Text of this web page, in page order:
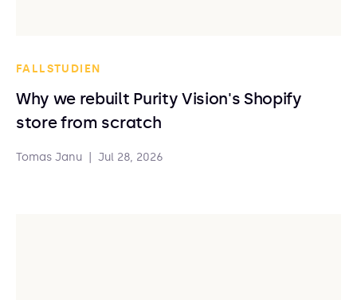
FALLSTUDIEN
Why we rebuilt Purity Vision's Shopify
store from scratch
Tomas Janu Jul 28, 2026